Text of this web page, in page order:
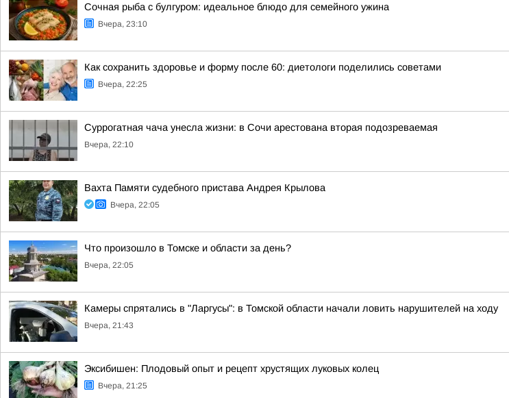
Сочная рыба с булгуром: идеальное блюдо для семейного ужина
Вчера, 23:10
Как сохранить здоровье и форму после 60: диетологи поделились советами
Вчера, 22:25
Суррогатная чача унесла жизни: в Сочи арестована вторая подозреваемая
Вчера, 22:10
Вахта Памяти судебного пристава Андрея Крылова
Вчера, 22:05
Что произошло в Томске и области за день?
Вчера, 22:05
Камеры спрятались в "Ларгусы": в Томской области начали ловить нарушителей на ходу
Вчера, 21:43
Эксибишен: Плодовый опыт и рецепт хрустящих луковых колец
Вчера, 21:25